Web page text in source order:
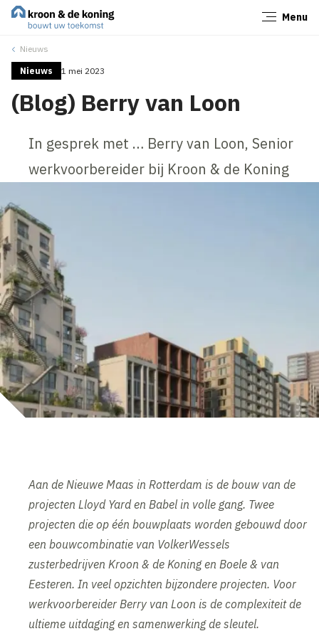
Menu
Nieuws
Nieuws 1 mei 2023
(Blog) Berry van Loon
In gesprek met … Berry van Loon, Senior
werkvoorbereider bij Kroon & de Koning
Aan de Nieuwe Maas in Rotterdam is de bouw van de
projecten Lloyd Yard en Babel in volle gang. Twee
projecten die op één bouwplaats worden gebouwd door
een bouwcombinatie van VolkerWessels
zusterbedrijven Kroon & de Koning en Boele & van
Eesteren. In veel opzichten bijzondere projecten. Voor
werkvoorbereider Berry van Loon is de complexiteit de
ultieme uitdaging en samenwerking de sleutel.
Sluiten